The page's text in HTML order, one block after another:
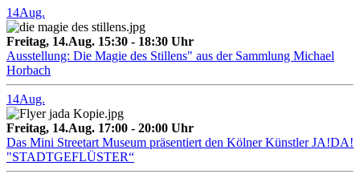
14Aug.
Freitag, 14.Aug. 15:30 - 18:30 Uhr
Ausstellung: Die Magie des Stillens" aus der Sammlung Michael
Horbach
14Aug.
Freitag, 14.Aug. 17:00 - 20:00 Uhr
Das Mini Streetart Museum präsentiert den Kölner Künstler JA!DA!
"STADTGEFLÜSTER“